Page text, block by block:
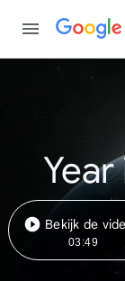
Bekijk de
03:49